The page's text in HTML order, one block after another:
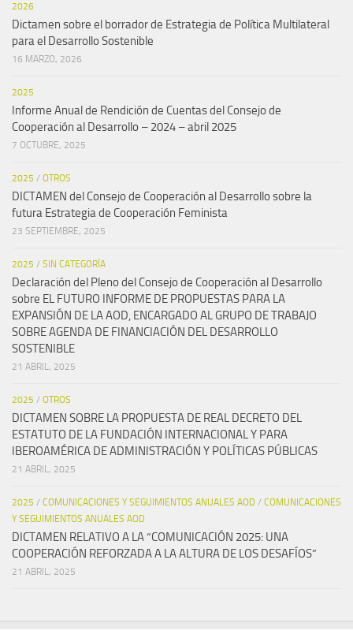
2026
Dictamen sobre el borrador de Estrategia de Política Multilateral
para el Desarrollo Sostenible
16 MARZO, 2026
2025
Informe Anual de Rendición de Cuentas del Consejo de
Cooperación al Desarrollo – 2024 – abril 2025
7 OCTUBRE, 2025
2025 / OTROS
DICTAMEN del Consejo de Cooperación al Desarrollo sobre la
futura Estrategia de Cooperación Feminista
23 SEPTIEMBRE, 2025
2025 / SIN CATEGORÍA
Declaración del Pleno del Consejo de Cooperación al Desarrollo
sobre EL FUTURO INFORME DE PROPUESTAS PARA LA
EXPANSIÓN DE LA AOD, ENCARGADO AL GRUPO DE TRABAJO
SOBRE AGENDA DE FINANCIACIÓN DEL DESARROLLO
SOSTENIBLE
21 ABRIL, 2025
2025 / OTROS
DICTAMEN SOBRE LA PROPUESTA DE REAL DECRETO DEL
ESTATUTO DE LA FUNDACIÓN INTERNACIONAL Y PARA
IBEROAMÉRICA DE ADMINISTRACIÓN Y POLÍTICAS PÚBLICAS
21 ABRIL, 2025
2025 / COMUNICACIONES Y SEGUIMIENTOS ANUALES AOD / COMUNICACIONES
Y SEGUIMIENTOS ANUALES AOD
DICTAMEN RELATIVO A LA “COMUNICACIÓN 2025: UNA
COOPERACIÓN REFORZADA A LA ALTURA DE LOS DESAFÍOS”
21 ABRIL, 2025